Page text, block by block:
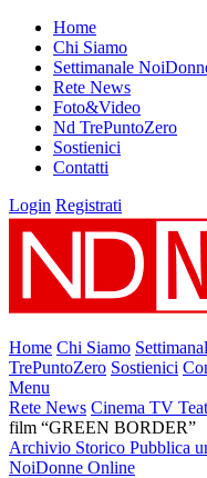
Home
Chi Siamo
Settimanale
Rete News
Foto&Video
Nd TrePuntoZero
Sostienici
Contatti
Login Registrati
Home Chi Siamo
TrePuntoZero Sostienici
Menu
Rete News Cinema TV
film “GREEN BORDER”
Archivio Storico Pubblica
NoiDonne Online